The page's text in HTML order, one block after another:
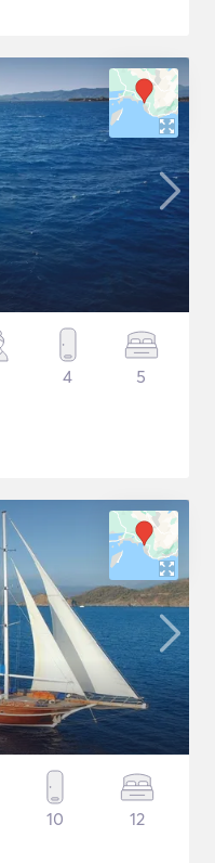
4 5
10 12